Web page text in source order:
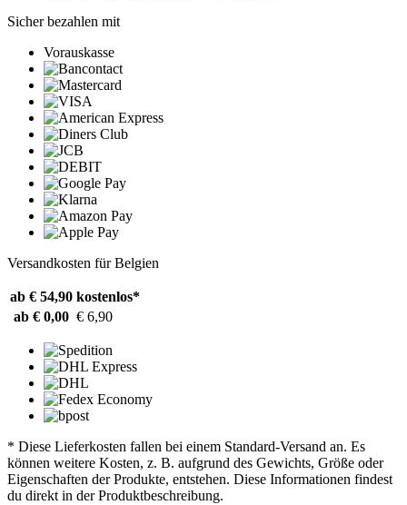
Sicher bezahlen mit
Vorauskasse
Versandkosten für Belgien
ab € 54,90 kostenlos*
ab € 0,00 € 6,90
* Diese Lieferkosten fallen bei einem Standard-Versand an. Es
können weitere Kosten, z. B. aufgrund des Gewichts, Größe oder
Eigenschaften der Produkte, entstehen. Diese Informationen findest
du direkt in der Produktbeschreibung.